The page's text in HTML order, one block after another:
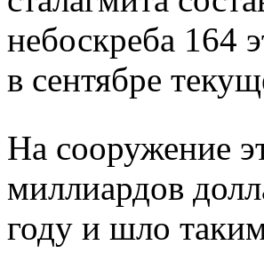
небоскреба 164
в сентябре
На сооружение
миллиардов
году и шло